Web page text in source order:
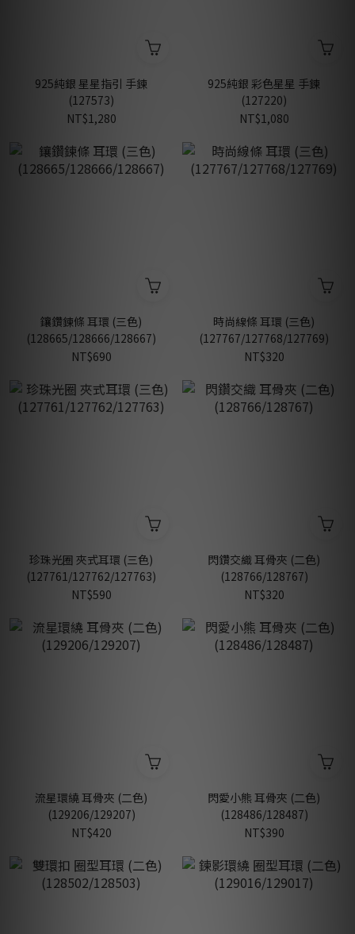
925純銀 星星指引 手鍊
(127573)
NT$1,280
925純銀 彩色星星 手鍊
(127220)
NT$1,080
鑲鑽鍊條 耳環 (三色)
(128665/128666/128667)
NT$690
時尚線條 耳環 (三色)
(127767/127768/127769)
NT$320
珍珠光圈 夾式耳環 (三色)
(127761/127762/127763)
NT$590
閃鑽交織 耳骨夾 (二色)
(128766/128767)
NT$320
流星環繞 耳骨夾 (二色)
(129206/129207)
NT$420
閃愛小熊 耳骨夾 (二色)
(128486/128487)
NT$390